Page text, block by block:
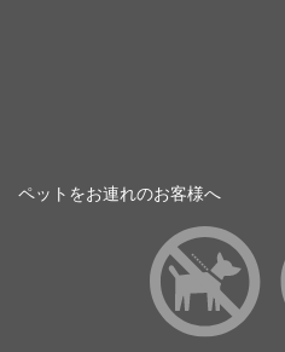
ペットをお連れのお客様へ